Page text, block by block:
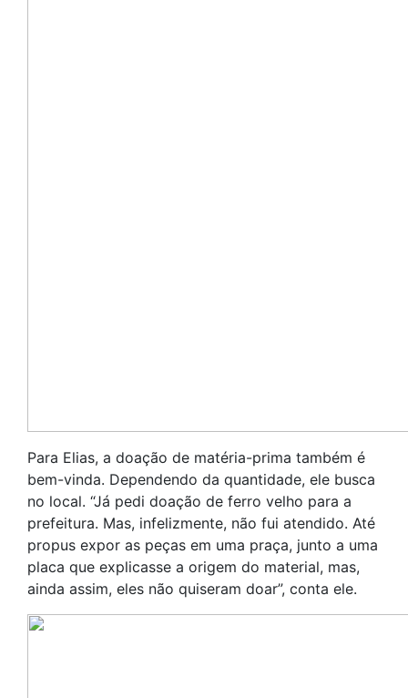
Para Elias, a doação de matéria-prima também é
bem-vinda. Dependendo da quantidade, ele busca
no local. “Já pedi doação de ferro velho para a
prefeitura. Mas, infelizmente, não fui atendido. Até
propus expor as peças em uma praça, junto a uma
placa que explicasse a origem do material, mas,
ainda assim, eles não quiseram doar”, conta ele.